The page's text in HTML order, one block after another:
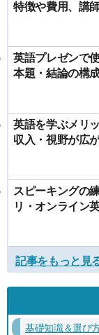
特徴や費用、講
英語プレゼンで
本題・結論の構
英語を学ぶメリ
収入・視野が広
スピーキングの
リ・オンライン
記事をもっと見
基礎知識＆選び